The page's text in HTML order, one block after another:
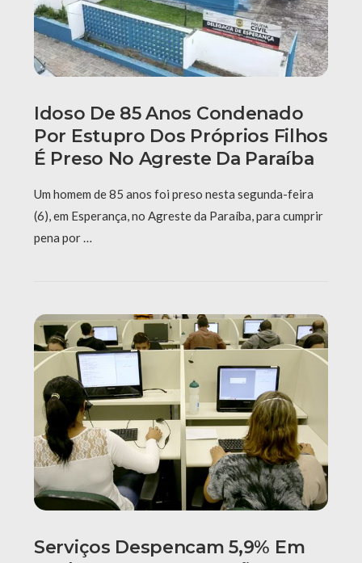
Idoso De 85 Anos Condenado
Por Estupro Dos Próprios Filhos
É Preso No Agreste Da Paraíba
Um homem de 85 anos foi preso nesta segunda-feira
(6), em Esperança, no Agreste da Paraíba, para cumprir
pena por …
Serviços Despencam 5,9% Em